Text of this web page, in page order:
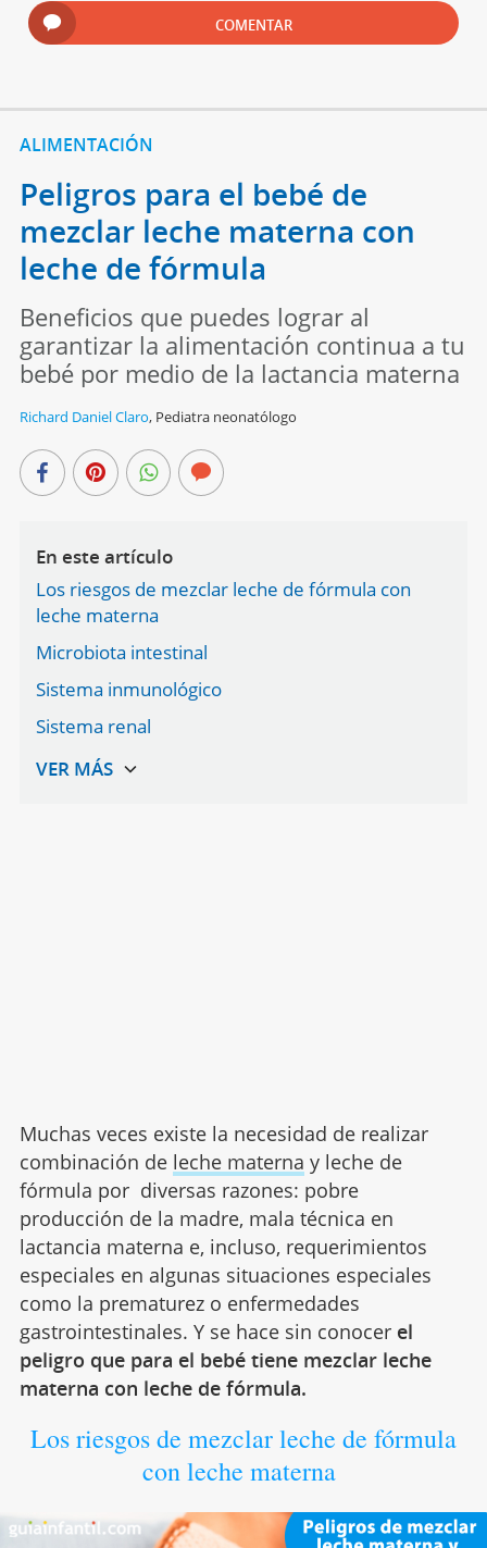
COMENTAR
ALIMENTACIÓN
Peligros para el bebé de
mezclar leche materna con
leche de fórmula
Beneficios que puedes lograr al
garantizar la alimentación continua a tu
bebé por medio de la lactancia materna
Richard Daniel Claro, Pediatra neonatólogo
En este artículo
Los riesgos de mezclar leche de fórmula con
leche materna
Microbiota intestinal
Sistema inmunológico
Sistema renal
Muchas veces existe la necesidad de realizar
combinación de leche materna y leche de
fórmula por diversas razones: pobre
producción de la madre, mala técnica en
lactancia materna e, incluso, requerimientos
especiales en algunas situaciones especiales
como la prematurez o enfermedades
gastrointestinales. Y se hace sin conocer el
peligro que para el bebé tiene mezclar leche
materna con leche de fórmula.
Los riesgos de mezclar leche de fórmula
con leche materna